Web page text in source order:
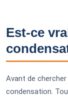
Est-ce
Avant de
condensation.